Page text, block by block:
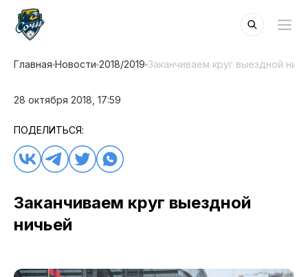
Главная Новости 2018/2019 Заканчиваем круг выездной
28 октября 2018, 17:59
ПОДЕЛИТЬСЯ:
Заканчиваем круг выездной
ничьей